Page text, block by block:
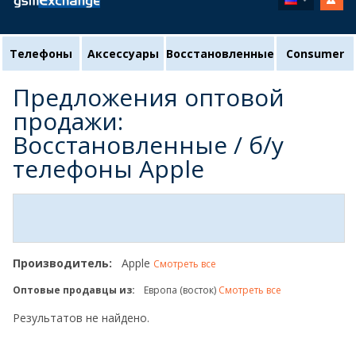
Телефоны Аксессуары Восстановленные Consumer
Предложения оптовой
продажи:
Восстановленные / б/у
телефоны Apple
Производитель: Apple Смотреть все
Оптовые продавцы из:
Европа (восток) Смотреть все
Результатов не найдено.